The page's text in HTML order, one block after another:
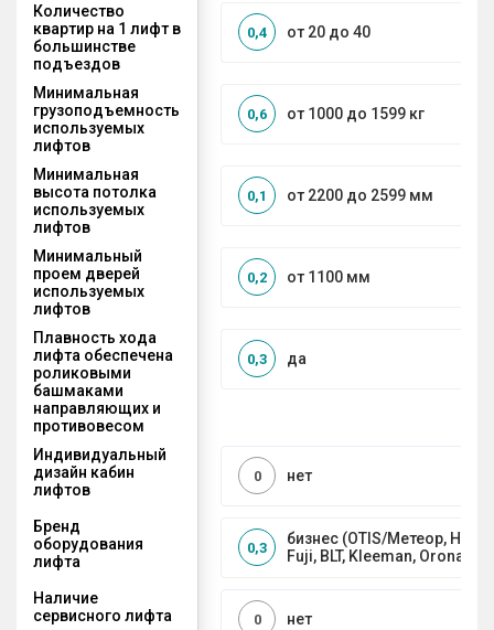
Количество
квартир на 1 лифт в
большинстве
подъездов
от 20 до 40
0,4
Минимальная
грузоподъемность
используемых
лифтов
от 1000 до 1599 кг
0,6
Минимальная
высота потолка
используемых
лифтов
от 2200 до 2599 мм
0,1
Минимальный
проем дверей
используемых
лифтов
от 1100 мм
0,2
Плавность хода
лифта обеспечена
роликовыми
башмаками
направляющих и
противовесом
да
0,3
Индивидуальный
дизайн кабин
лифтов
нет
0
Бренд
оборудования
лифта
бизнес (OTIS/Метеор,
Fuji, BLT, Kleeman, Orona)
0,3
Наличие
сервисного лифта
нет
0